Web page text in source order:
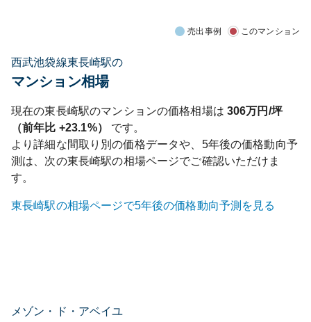
売出事例 このマンション
西武池袋線東長崎駅の
マンション相場
現在の東長崎駅のマンションの価格相場は 306万円/坪
（前年比 +23.1%）
です。
より詳細な間取り別の価格データや、5年後の価格動向予
測は、次の東長崎駅の相場ページでご確認いただけま
す。
東長崎駅の相場ページで5年後の価格動向予測を見る
メゾン・ド・アベイユ